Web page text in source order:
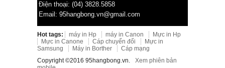
Điện thoại: (04) 3828.5858
Email: 95hangbong.vn@gmail.com
Hot tags: máy in Hp máy in Canon
Mực in Hp
Mực in Canone
Cáp chuyển đổi
Mực in
Samsung
Máy in Borther
Cáp mạng
Copyright ©2016 95hangbong.vn.
Xem phiên bản